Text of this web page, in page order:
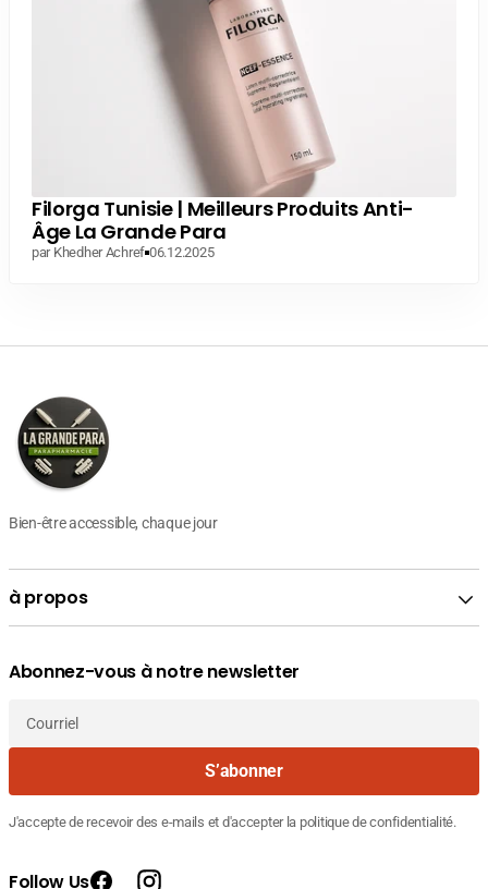
Filorga Tunisie | Meilleurs Produits Anti-
Âge La Grande Para
par Khedher Achref 06.12.2025
Bien-être accessible, chaque jour
à propos
Abonnez-vous à notre newsletter
Courriel
S’abonner
J'accepte de recevoir des e-mails et d'accepter la politique de confidentialité.
Follow Us